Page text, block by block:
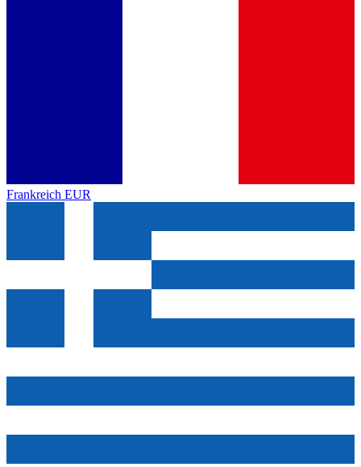
Frankreich EUR